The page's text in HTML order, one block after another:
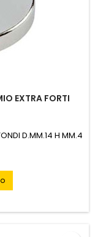
EXTRA FORTI
D.MM.14 H MM.4